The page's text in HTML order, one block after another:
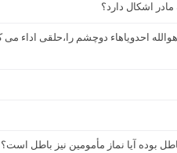
اشکال دارد؟
احدویاهاء دوچشم را،حلقی اداء می
بوده آیا نماز مأمومین نیز باطل است؟